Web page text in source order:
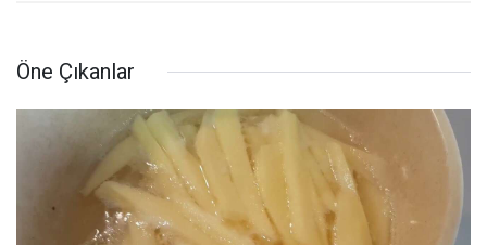
Öne Çıkanlar